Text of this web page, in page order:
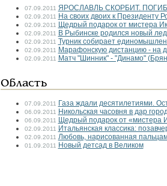
07.09.2011 ЯРОСЛАВЛЬ СКОРБИТ.
02.09.2011 На своих двоих к Президенту
02.09.2011 Щедрый подарок от мистера
02.09.2011 В Рыбинске родился новый лед
02.09.2011 Турник собирает
02.09.2011 Марафонскую дистанцию - на
02.09.2011 Матч "Шинник" - "Динамо"
Область
07.09.2011 Газа ждали десятилетиями.
06.09.2011 Никольская часовня в дар
06.09.2011 Щедрый подарок от «мистера
02.09.2011 Итальянская классика:
02.09.2011 Любовь, нарисованная
01.09.2011 Новый детсад в Великом